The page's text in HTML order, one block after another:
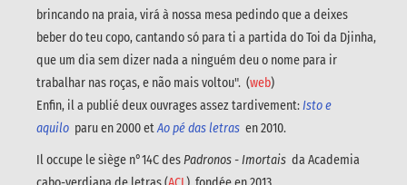
brincando na praia, virá à nossa mesa pedindo que a deixes
beber do teu copo, cantando só para ti a partida do Toi da Djinha,
que um dia sem dizer nada a ninguém deu o nome para ir
trabalhar nas roças, e não mais voltou". (web)
Enfin, il a publié deux ouvrages assez tardivement:Isto e
aquilo paru en 2000 etAo pé das letras en 2010.
Il occupe le siège n°14C desPadronos - Imortais da Academia